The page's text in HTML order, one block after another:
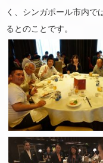
く、シンガポール市内で
るとのことです。